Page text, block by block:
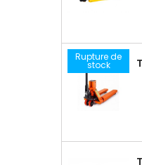
Rupture de
stock